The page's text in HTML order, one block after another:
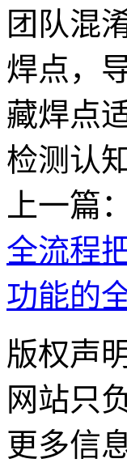
团队混
焊点，
藏焊点
检测认
上一篇：
全流程
功能的
版权声
网站只
更多信